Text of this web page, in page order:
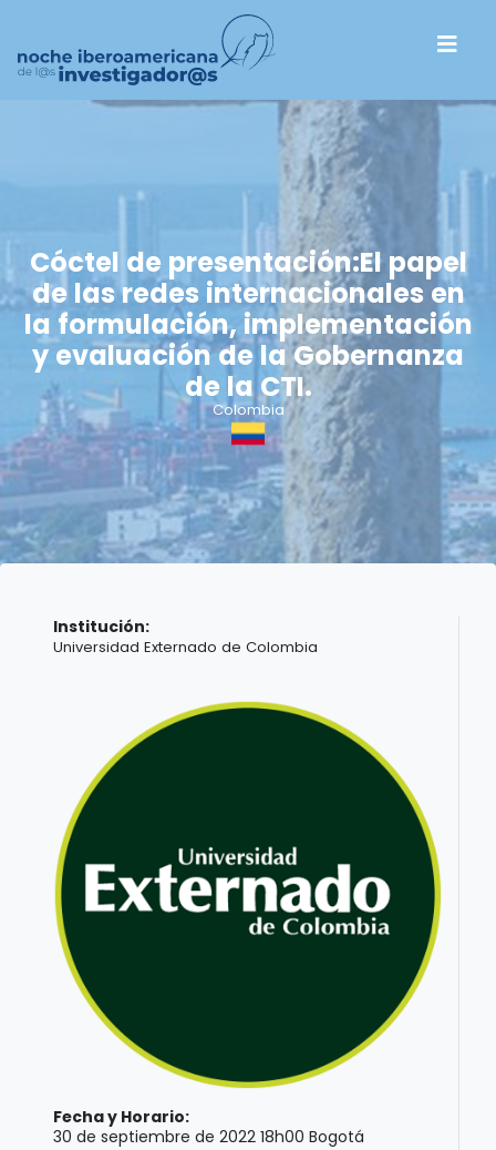
Cóctel de presentación:El papel
de las redes internacionales en
la formulación, implementación
y evaluación de la Gobernanza
de la CTI.
Colombia
Institución:
Universidad Externado de Colombia
Fecha y Horario:
30 de septiembre de 2022 18h00 Bogotá